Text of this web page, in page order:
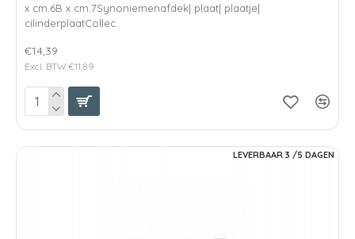
x cm.6B x cm.7Synoniemenafdek| plaat| plaatje|
cilinderplaatCollec..
€14,39
Excl. BTW:€11,89
LEVERBAAR 3 /5 DAGEN